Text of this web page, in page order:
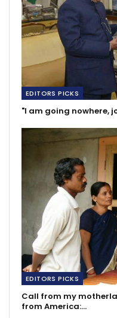
EDITORS PICKS
"I am going nowhere,
EDITORS PICKS
Call from my
from America:…